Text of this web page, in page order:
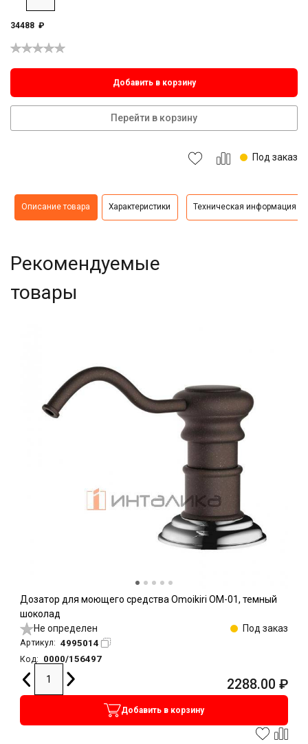
34488 ₽
Добавить в корзину
Перейти в корзину
Под заказ
Описание товара Характеристики Техническая информация
Рекомендуемые
товары
Дозатор для моющего средства Omoikiri OM-01, темный
шоколад
Не определен
Под заказ
Артикул: 4995014
Код: 0000/156497
2288.00 ₽
Добавить в корзину